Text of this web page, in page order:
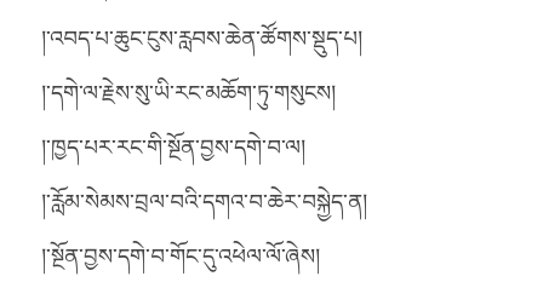
།་འབད་པ་ཆུང་ངུས་རླབས་ཆེན་ཚོགས་སྡུད་པ།
།་དགེ་ལ་རྗེས་སུ་ཡི་རང་མཆོག་ཏུ་གསུངས།
།་ཁྱད་པར་རང་གི་སྔོན་བྱས་དགེ་བ་ལ།
།་རློམ་སེམས་བྲལ་བའི་དགའ་བ་ཆེར་བསྐྱེད་ན།
།་སྔོན་བྱས་དགེ་བ་གོང་དུ་འཕེལ་ལོ་ཞེས།